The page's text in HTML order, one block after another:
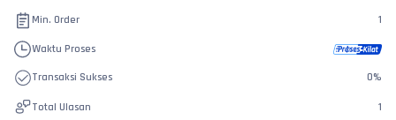
Min. Order 1
Waktu Proses
Transaksi Sukses 0%
Total Ulasan 1